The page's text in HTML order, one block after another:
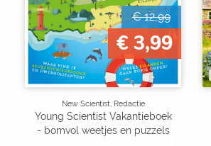
€ 12,99
€ 3,99
New Scientist, Redactie
Young Scientist Vakantieboek
- bomvol weetjes en puzzels